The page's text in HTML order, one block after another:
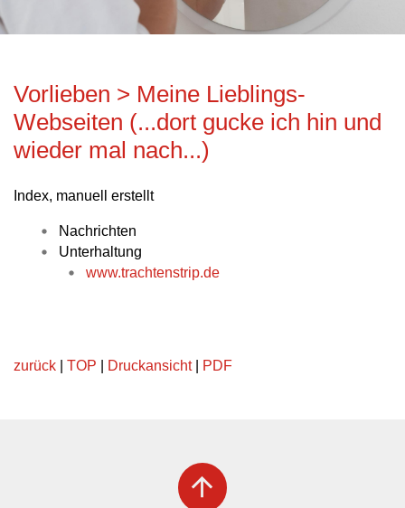
Vorlieben > Meine Lieblings-
Webseiten (...dort gucke ich hin und
wieder mal nach...)
Index, manuell erstellt
Nachrichten
Unterhaltung
www.trachtenstrip.de
zurück TOP Druckansicht| PDF
arrow_upward